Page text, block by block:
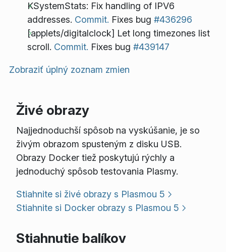
KSystemStats: Fix handling of IPV6
addresses. Commit. Fixes bug #436296
[applets/digitalclock] Let long timezones list
scroll. Commit. Fixes bug #439147
Zobraziť úplný zoznam zmien
Živé obrazy
Najjednoduchší spôsob na vyskúšanie, je so
živým obrazom spusteným z disku USB.
Obrazy Docker tiež poskytujú rýchly a
jednoduchý spôsob testovania Plasmy.
Stiahnite si živé obrazy s Plasmou 5
Stiahnite si Docker obrazy s Plasmou 5
Stiahnutie balíkov